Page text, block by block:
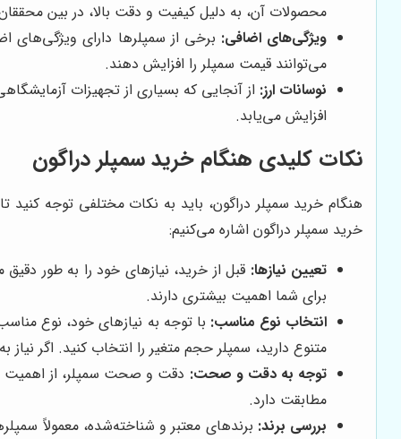
محصولات آن، به دلیل کیفیت و دقت بالا، در بین
ویژگی‌های اضافی: برخی از سمپلرها دارای ویژگی‌های
می‌توانند قیمت سمپلر را افزایش دهند.
نوسانات ارز: از آنجایی که بسیاری از تجهیزات
افزایش می‌یابد.
نکات کلیدی هنگام خرید سمپلر دراگون
هنگام خرید سمپلر دراگون، باید به نکات مختلفی توجه کنید
خرید سمپلر دراگون اشاره می‌کنیم:
تعیین نیازها: قبل از خرید، نیازهای خود را به طور
برای شما اهمیت بیشتری دارند.
انتخاب نوع مناسب: با توجه به نیازهای خود، نوع
متنوع دارید، سمپلر حجم متغیر را انتخاب کنید. اگر
توجه به دقت و صحت: دقت و صحت سمپلر، از اهمیت
مطابقت دارد.
بررسی برند: برندهای معتبر و شناخته‌شده، معمولاً